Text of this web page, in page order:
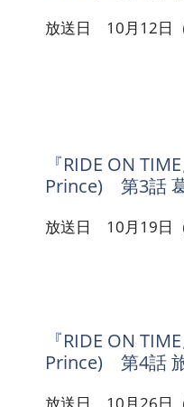
放送日 10月12日
『RIDE ON
Prince) 第3話
放送日 10月19日
『RIDE ON
Prince) 第4話